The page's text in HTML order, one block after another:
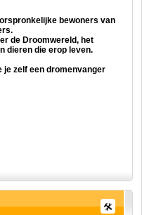
bewoners van
de Droomwereld, het
dieren die erop leven.
je zelf een dromenvanger